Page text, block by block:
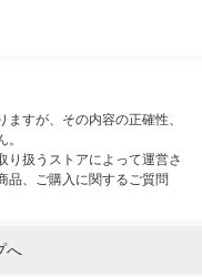
すが、その内容の正確性、
り扱うストアによって運営さ
品、ご購入に関するご質問
へ